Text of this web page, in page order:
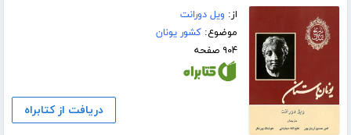
از: ویل دورانت
موضوع:کشور یونان
۹۰۴ صفحه
دریافت از کتابراه